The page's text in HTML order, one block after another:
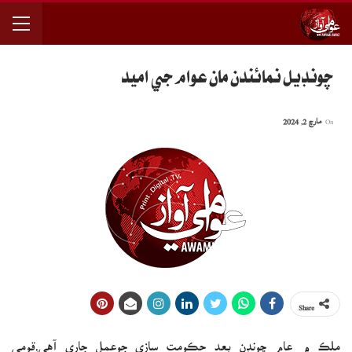
چونڊيل نمائندن مان عوام جي اميد
مارچ 2, 2024
ملڪ ۾ عام چونڊن بعد حڪومت سازي جوعمل جاري آھي،قومي